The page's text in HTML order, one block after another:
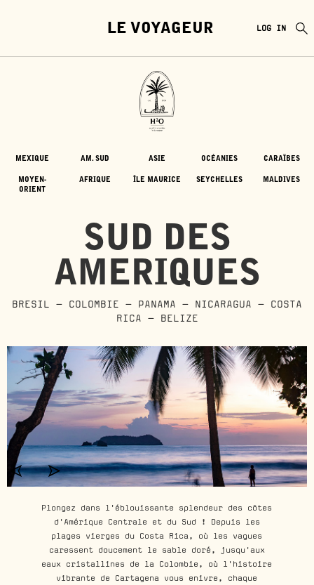
LE VOYAGEUR LOG IN
MEXIQUE AM. SUD ASIE OCÉANIES CARAÏBES
MOYEN-
ORIENT
AFRIQUE ÎLE MAURICE SEYCHELLES MALDIVES
SUD DES
AMERIQUES
BRESIL - COLOMBIE - PANAMA - NICARAGUA - COSTA
RICA - BELIZE
Plongez dans l'éblouissante splendeur des côtes
d'Amérique Centrale et du Sud ! Depuis les
plages vierges du Costa Rica, où les vagues
caressent doucement le sable doré, jusqu'aux
eaux cristallines de la Colombie, où l'histoire
vibrante de Cartagena vous enivre, chaque